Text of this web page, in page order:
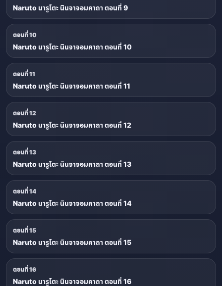
Naruto นารูโตะ นินจาจอมคาถา ตอนที่ 9
ตอนที่ 10
Naruto นารูโตะ นินจาจอมคาถา ตอนที่ 10
ตอนที่ 11
Naruto นารูโตะ นินจาจอมคาถา ตอนที่ 11
ตอนที่ 12
Naruto นารูโตะ นินจาจอมคาถา ตอนที่ 12
ตอนที่ 13
Naruto นารูโตะ นินจาจอมคาถา ตอนที่ 13
ตอนที่ 14
Naruto นารูโตะ นินจาจอมคาถา ตอนที่ 14
ตอนที่ 15
Naruto นารูโตะ นินจาจอมคาถา ตอนที่ 15
ตอนที่ 16
Naruto นารูโตะ นินจาจอมคาถา ตอนที่ 16